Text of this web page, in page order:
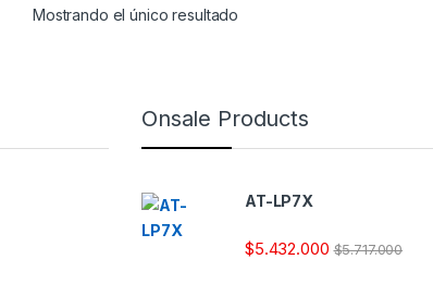
Mostrando el único resultado
Onsale Products
AT-LP7X
$5.432.000 $5.717.000